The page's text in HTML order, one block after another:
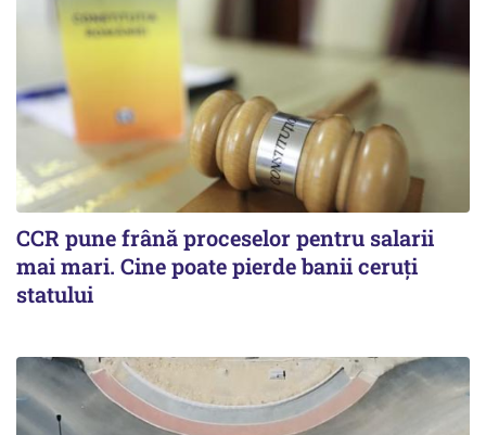
CCR pune frână proceselor pentru salarii
mai mari. Cine poate pierde banii ceruți
statului